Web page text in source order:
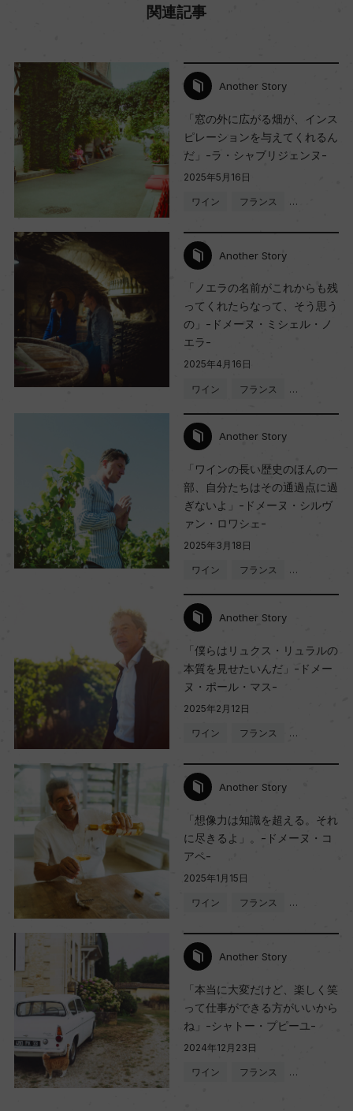
関連記事
Another Story
「窓の外に広がる畑が、インス
ピレーションを与えてくれるん
だ」-ラ・シャブリジェンヌ-
2025年5月16日
ワイン フランス …
Another Story
「ノエラの名前がこれからも残
ってくれたらなって、そう思う
の」-ドメーヌ・ミシェル・ノ
エラ-
2025年4月16日
ワイン フランス …
Another Story
「ワインの長い歴史のほんの一
部、自分たちはその通過点に過
ぎないよ」-ドメーヌ・シルヴ
ァン・ロワシェ-
2025年3月18日
ワイン フランス …
Another Story
「僕らはリュクス・リュラルの
本質を見せたいんだ」-ドメー
ヌ・ポール・マス-
2025年2月12日
ワイン フランス …
Another Story
「想像力は知識を超える。それ
に尽きるよ」。-ドメーヌ・コ
アペ-
2025年1月15日
ワイン フランス …
Another Story
「本当に大変だけど、楽しく笑
って仕事ができる方がいいから
ね」-シャトー・プピーユ-
2024年12月23日
ワイン フランス …